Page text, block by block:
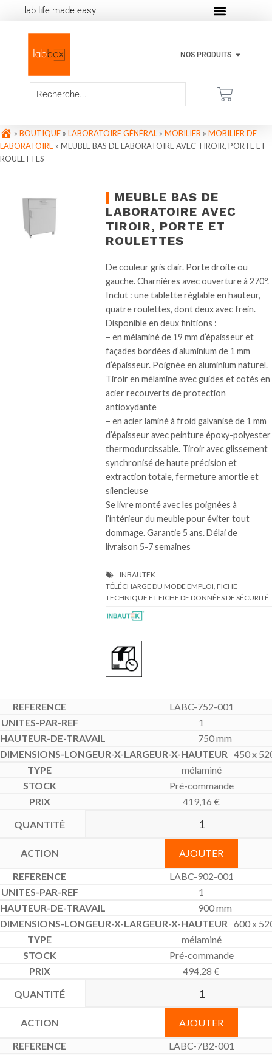
lab life made easy
NOS PRODUITS
» BOUTIQUE » LABORATOIRE GÉNÉRAL » MOBILIER » MOBILIER DE
LABORATOIRE » MEUBLE BAS DE LABORATOIRE AVEC TIROIR, PORTE ET
ROULETTES
MEUBLE BAS DE
LABORATOIRE AVEC
TIROIR, PORTE ET
ROULETTES
De couleur gris clair. Porte droite ou
gauche. Charnières avec ouverture à 270°.
Inclut : une tablette réglable en hauteur,
quatre roulettes, dont deux avec frein.
Disponible en deux finitions :
– en mélaminé de 19 mm d’épaisseur et
façades bordées d’aluminium de 1 mm
d’épaisseur. Poignée en aluminium naturel.
Tiroir en mélamine avec guides et cotés en
acier recouverts de protection
antioxydante
– en acier laminé à froid galvanisé de 1 mm
d’épaisseur avec peinture époxy-polyester
thermodurcissable. Tiroir avec glissement
synchronisé de haute précision et
extraction totale, fermeture amortie et
silencieuse
Se livre monté avec les poignées à
l’intérieur du meuble pour éviter tout
dommage. Garantie 5 ans. Délai de
livraison 5-7 semaines
TÉLÉCHARGE DU MODE EMPLOI, FICHE
TECHNIQUE ET FICHE DE DONNÉES DE SÉCURITÉ
LABC-752-001
1
750 mm
450 x
mélaminé
Pré-commande
419,16 €
AJOUTER
LABC-902-001
1
900 mm
600 x
mélaminé
Pré-commande
494,28 €
AJOUTER
LABC-7B2-001